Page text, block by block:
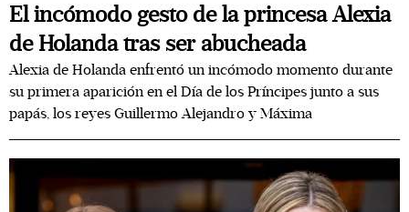
El incómodo gesto de la princesa Alexia
de Holanda tras ser abucheada
Alexia de Holanda enfrentó un incómodo momento durante
su primera aparición en el Día de los Príncipes junto a sus
papás, los reyes Guillermo Alejandro y Máxima